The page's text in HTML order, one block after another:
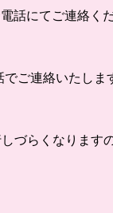
話にてご連絡くだ
ご連絡いたしま
らくなります